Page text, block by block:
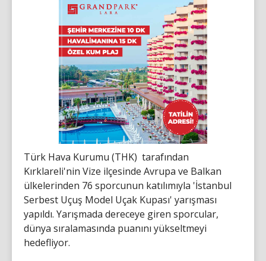
Türk Hava Kurumu (THK) tarafından
Kırklareli'nin Vize ilçesinde Avrupa ve Balkan
ülkelerinden 76 sporcunun katılımıyla 'İstanbul
Serbest Uçuş Model Uçak Kupası' yarışması
yapıldı. Yarışmada dereceye giren sporcular,
dünya sıralamasında puanını yükseltmeyi
hedefliyor.